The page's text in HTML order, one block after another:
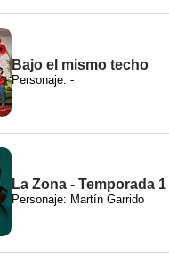
Bajo el mismo techo
Personaje: -
La Zona - Temporada 1
Personaje: Martín Garrido